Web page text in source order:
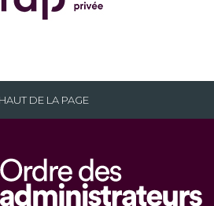
HAUT DE LA PAGE